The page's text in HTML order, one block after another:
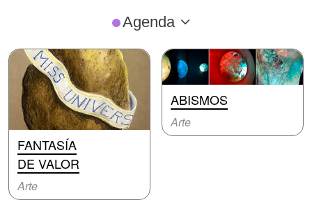
Agenda
FANTASÍA
DE VALOR
Arte
ABISMOS
Arte